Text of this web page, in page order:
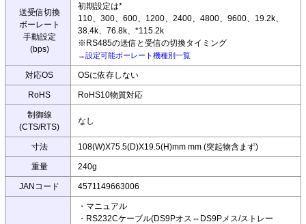
送受信切換
ボーレート
手動設定
(bps)
初期設定は*
110、300、600、1200、2400、4800、9600、19.2k、
38.4k、76.8k、*115.2k
※RS485の送信と受信の切換タイミング
→設定可能ボーレート機種別一覧
対応OS OSに依存しない
RoHS RoHS10物質対応
制御線
(CTS/RTS)
なし
寸法 108(W)X75.5(D)X19.5(H)mm mm (突起物含まず)
重量 240g
JANコード 4571149663006
・マニュアル
・RS232Cケーブル(DS9Pオス⇔DS9Pメス/ストレー